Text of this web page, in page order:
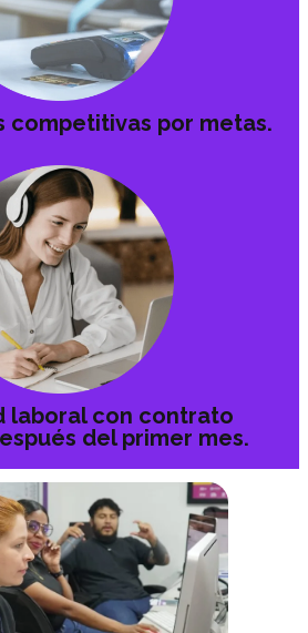
competitivas por metas.
laboral con contrato
del primer mes.